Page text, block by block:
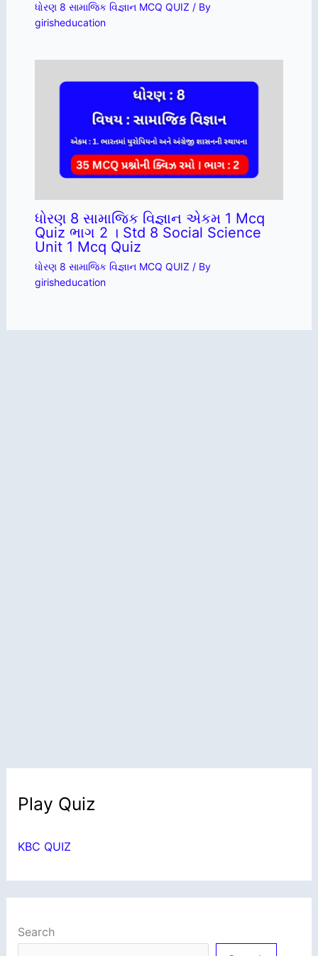
ધોરણ 8 સામાજિક વિજ્ઞાન MCQ QUIZ / By
girisheducation
ધોરણ 8 સામાજિક વિજ્ઞાન એકમ 1 Mcq
Quiz ભાગ 2 । Std 8 Social Science
Unit 1 Mcq Quiz
ધોરણ 8 સામાજિક વિજ્ઞાન MCQ QUIZ / By
girisheducation
Play Quiz
KBC QUIZ
Search